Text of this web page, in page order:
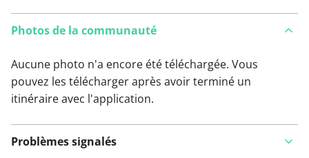
Photos de la communauté
Aucune photo n'a encore été téléchargée. Vous
pouvez les télécharger après avoir terminé un
itinéraire avec l'application.
Problèmes signalés